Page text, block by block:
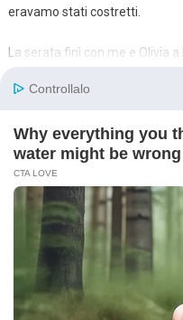
eravamo stati costretti.
La serata finì con me e Olivia
«Sì» dissi, asciugando un
E per la prima volta nella mia
Dovevo solo essere me stesso.
Oggi, quando cammino nei
crisi ogni ora. Vedo le bugie
Vedo “quelli forti” e “quelli